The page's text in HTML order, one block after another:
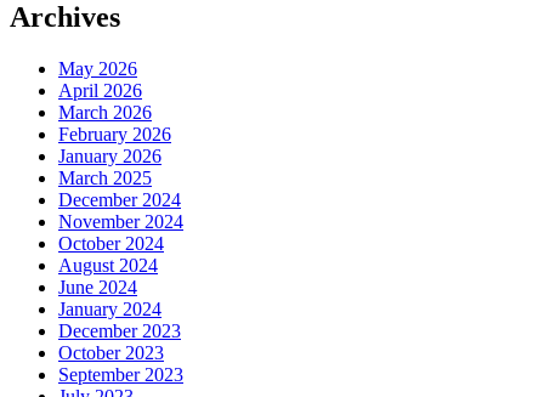
Archives
May 2026
April 2026
March 2026
February 2026
January 2026
March 2025
December 2024
November 2024
October 2024
August 2024
June 2024
January 2024
December 2023
October 2023
September 2023